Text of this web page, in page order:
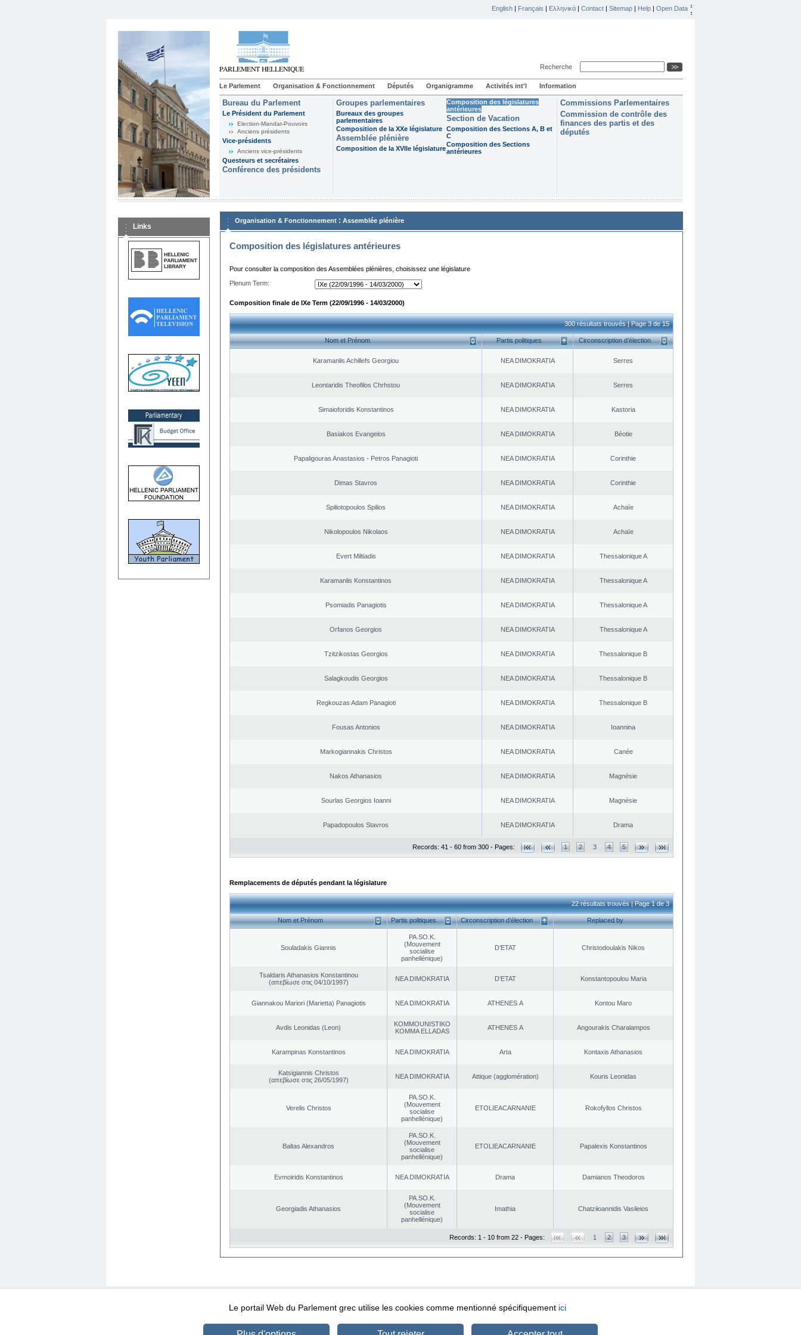
English | Français | Ελληνικά | Contact | Sitemap | Help | Open Data
Recherche
Le Parlement Organisation & Fonctionnement Députés Organigramme Activités int'l Information
Bureau du Parlement
Le Président du Parlement
Election-Mandat-Pouvoirs
Anciens présidents
Vice-présidents
Anciens vice-présidents
Questeurs et secrétaires
Conférence des présidents
Groupes parlementaires
Bureaux des groupes
parlementaires
Composition de la XXe législature
Assemblée plénière
Composition de la XVIIe législature
Composition des législatures
antérieures
Section de Vacation
Composition des Sections A, B et
C
Composition des Sections
antérieures
Commissions Parlementaires
Commission de contrôle des
finances des partis et des
députés
Links
Organisation & Fonctionnement : Assemblée plénière
Composition des législatures antérieures
Pour consulter la composition des Assemblées plénières, choisissez une législature
Plenum Term:
Composition finale de IXe Term (22/09/1996 - 14/03/2000)
300 résultats trouvés | Page 3 de 15
Nom et Prénom Partis politiques Circonscription d’élection
Karamanlis Achillefs Georgiou NEA DΙMOKRATIA Serres
Leontaridis Theofilos Chrhstou NEA DΙMOKRATIA Serres
Simaioforidis Konstantinos NEA DΙMOKRATIA Kastoria
Basiakos Evangelos NEA DΙMOKRATIA Béotie
Papaligouras Anastasios - Petros Panagioti NEA DΙMOKRATIA Corinthie
Dimas Stavros NEA DΙMOKRATIA Corinthie
Spiliotopoulos Spilios NEA DΙMOKRATIA Achaïe
Nikolopoulos Nikolaos NEA DΙMOKRATIA Achaïe
Evert Miltiadis NEA DΙMOKRATIA Thessalonique A
Karamanlis Konstantinos NEA DΙMOKRATIA Thessalonique A
Psomiadis Panagiotis NEA DΙMOKRATIA Thessalonique A
Orfanos Georgios NEA DΙMOKRATIA Thessalonique A
Tzitzikostas Georgios NEA DΙMOKRATIA Thessalonique B
Salagkoudis Georgios NEA DΙMOKRATIA Thessalonique B
Regkouzas Adam Panagioti NEA DΙMOKRATIA Thessalonique B
Fousas Antonios NEA DΙMOKRATIA Ioannina
Markogiannakis Christos NEA DΙMOKRATIA Canée
Nakos Athanasios NEA DΙMOKRATIA Magnésie
Sourlas Georgios Ioanni NEA DΙMOKRATIA Magnésie
Papadopoulos Stavros NEA DΙMOKRATIA Drama
Records: 41 - 60 from 300 - Pages: 1 2 3 4 5
Remplacements de députés pendant la législature
22 résultats trouvés | Page 1 de 3
Nom et Prénom Partis politiques Circonscription d’élection Replaced by
Souladakis Giannis
PA.SO.K.
(Mouvement
socialise
panhellénique)
D’ETAT Christodoulakis Nikos
Tsaldaris Athanasios Konstantinou
(απεβίωσε στις 04/10/1997)
NEA DΙMOKRATIA D’ETAT Konstantopoulou Maria
Giannakou Mariori (Marietta) Panagiotis NEA DΙMOKRATIA ATHENES Α Kontou Maro
Avdis Leonidas (Leon)
KOMMOUNISTIKO
KOMMA ELLADAS
ATHENES Α Angourakis Charalampos
Karampinas Konstantinos NEA DΙMOKRATIA Arta Kontaxis Athanasios
Katsigiannis Christos
(απεβίωσε στις 26/05/1997)
NEA DΙMOKRATIA Αttique (agglomération) Kouris Leonidas
Verelis Christos
PA.SO.K.
(Mouvement
socialise
panhellénique)
EΤOLIEACARNANIE Rokofyllos Christos
Baltas Alexandros
PA.SO.K.
(Mouvement
socialise
panhellénique)
EΤOLIEACARNANIE Papalexis Konstantinos
Evmoiridis Konstantinos NEA DΙMOKRATIA Drama Damianos Theodoros
Georgiadis Athanasios
PA.SO.K.
(Mouvement
socialise
panhellénique)
Imathia Chatziioannidis Vasileios
Records: 1 - 10 from 22 - Pages: 1 2 3
Conditions d’utilisation Data Protection Security & Access
Le portail Web du Parlement grec utilise les cookies comme mentionné spécifiquement ici